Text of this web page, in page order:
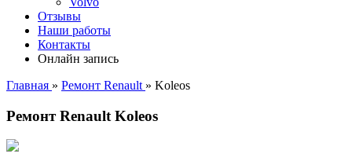
Отзывы
Наши работы
Контакты
Онлайн запись
Главная » Ремонт Renault » Koleos
Ремонт Renault Koleos